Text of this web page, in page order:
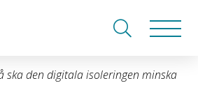
ska den digitala isoleringen minska